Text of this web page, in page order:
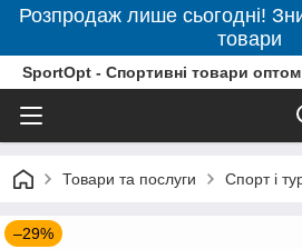
Розпродаж лише сьогодні!
товари
SportOpt - Спортивні товари оптом
Товари та послуги Спорт і
–29%